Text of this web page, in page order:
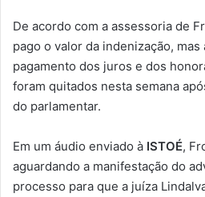
De acordo com a assessoria de
pago o valor da indenização, mas
pagamento dos juros e dos
foram quitados nesta semana
do parlamentar.
Em um áudio enviado à ISTOÉ,
aguardando a manifestação do
processo para que a juíza